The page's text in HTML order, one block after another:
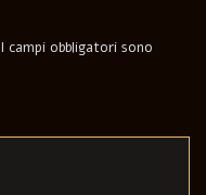
I campi obbligatori sono